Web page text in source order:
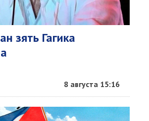
зять Гагика
8 августа 15:16